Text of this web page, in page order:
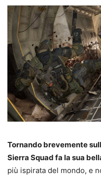
Tornando brevemente
Sierra Squad fa la sua
più ispirata del mondo, e